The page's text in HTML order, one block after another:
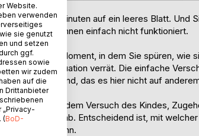
zwanzig Minuten auf ein leeres Blatt. Und
klang, bei Ihnen einfach nicht funktioniert.
in dem Moment, in dem Sie spüren, wie
über die Situation verrät. Die einfache
dieses Kind, das es hier nicht auf
Logik, etwa dem Versuch des Kindes,
des Kindes ab. Entscheidend ist, mit
handeln kann.
Website.
verwenden
sie genutzt
und setzen
ggf.
sowie
wir zudem
auf die
Drittanbieter
„Privacy-
(BoD-